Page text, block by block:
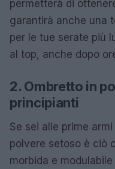
permetterà di
garantirà anche una
per le tue serate più
al top, anche dopo
2. Ombretto in
principianti
Se sei alle prime
polvere setoso è ciò
morbida e